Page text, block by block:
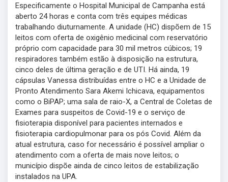
Especificamente o Hospital Municipal de Campanha está
aberto 24 horas e conta com três equipes médicas
trabalhando diuturnamente. A unidade (HC) dispõem de 15
leitos com oferta de oxigênio medicinal com reservatório
próprio com capacidade para 30 mil metros cúbicos; 19
respiradores também estão à disposição na estrutura,
cinco deles de última geração e de UTI. Há ainda, 19
cápsulas Vanessa distribuídas entre o HC e a Unidade de
Pronto Atendimento Sara Akemi Ichicava, equipamentos
como o BiPAP; uma sala de raio-X, a Central de Coletas de
Exames para suspeitos de Covid-19 e o serviço de
fisioterapia disponível para pacientes internados e
fisioterapia cardiopulmonar para os pós Covid. Além da
atual estrutura, caso for necessário é possível ampliar o
atendimento com a oferta de mais nove leitos; o
município dispõe ainda de cinco leitos de estabilização
instalados na UPA.